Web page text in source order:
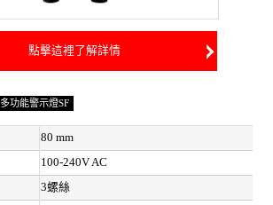
點擊這裡了解詳情
多功能警示燈SF
80 mm
100-240V AC
3螺絲